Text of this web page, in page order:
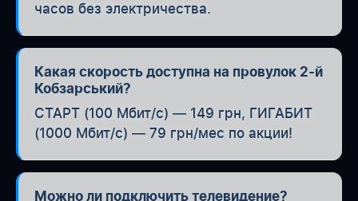
часов без электричества.
Какая скорость доступна на провулок 2-й
Кобзарський?
СТАРТ (100 Мбит/с) — 149 грн, ГИГАБИТ
(1000 Мбит/с) — 79 грн/мес по акции!
Можно ли подключить телевидение?